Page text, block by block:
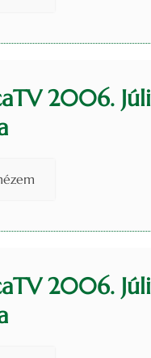
2006.
2006.